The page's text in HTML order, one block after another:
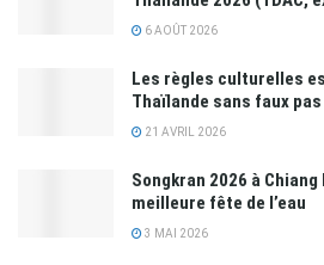
6 AOÛT 2026
Les règles culturelles
Thaïlande sans faux pas
21 AVRIL 2026
Songkran 2026 à
meilleure fête de l’eau
3 MAI 2026